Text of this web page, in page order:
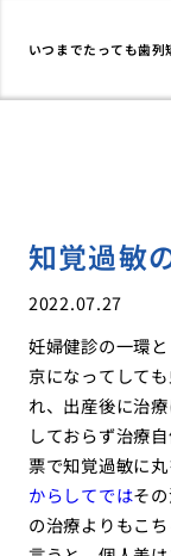
いつまでたっても歯
知覚過敏
2022.07.27
妊婦健診の一環
京になってして
れ、出産後に治
しておらず治療
票で知覚過敏に丸
からしてではそ
の治療よりもこ